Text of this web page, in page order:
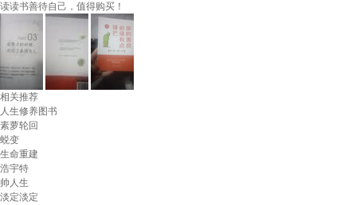
读读书善待自己，值得购买！
相关推荐
人生修养图书
素萝轮回
蜕变
生命重建
浩宇特
帅人生
淡定淡定